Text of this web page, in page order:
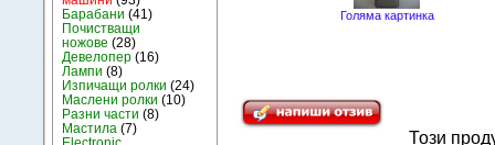
Барабани (41)
Почистващи
ножове (28)
Девелопер (16)
Лампи (8)
Изпичащи ролки (24)
Маслени ролки (10)
Разни части (8)
Мастила (7)
Голяма картинка
Този